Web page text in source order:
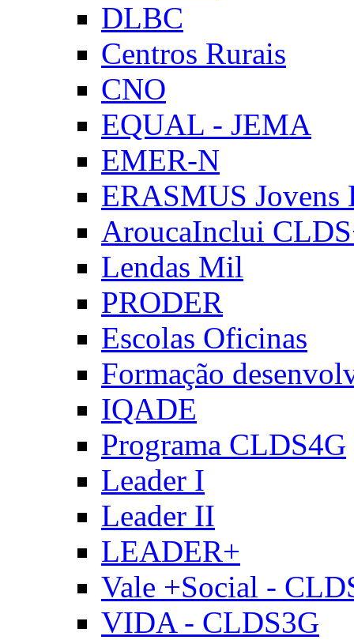
DLBC
Centros Rurais
CNO
EQUAL - JEMA
EMER-N
ERASMUS Jovens
AroucaInclui
Lendas Mil
PRODER
Escolas Oficinas
Formação
IQADE
Programa CLDS4G
Leader I
Leader II
LEADER+
Vale +Social -
VIDA - CLDS3G